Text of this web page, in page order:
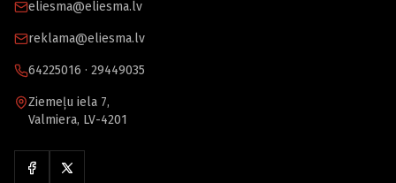
eliesma@eliesma.lv
reklama@eliesma.lv
64225016 · 29449035
Ziemeļu iela 7,
Valmiera, LV-4201